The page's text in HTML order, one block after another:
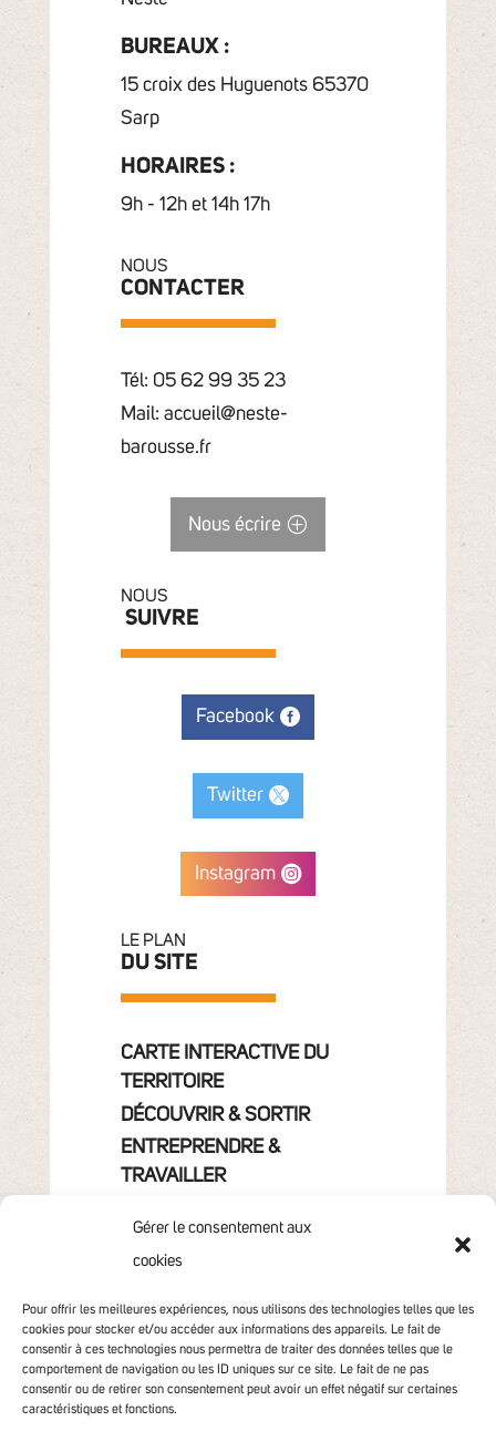
Gérer le consentement aux
cookies
Pour offrir les meilleures expériences, nous utilisons des technologies telles que les
cookies pour stocker et/ou accéder aux informations des appareils. Le fait de
consentir à ces technologies nous permettra de traiter des données telles que le
comportement de navigation ou les ID uniques sur ce site. Le fait de ne pas
consentir ou de retirer son consentement peut avoir un effet négatif sur certaines
caractéristiques et fonctions.
BUREAUX :
15 croix des Huguenots 65370
Sarp
HORAIRES :
9h - 12h et 14h 17h
NOUS
CONTACTER
Tél: 05 62 99 35 23
Mail: accueil@neste-
barousse.fr
Nous écrire
NOUS
SUIVRE
Facebook
Twitter
Instagram
LE PLAN
DU SITE
CARTE INTERACTIVE DU
TERRITOIRE
DÉCOUVRIR & SORTIR
ENTREPRENDRE &
TRAVAILLER
CONTACT